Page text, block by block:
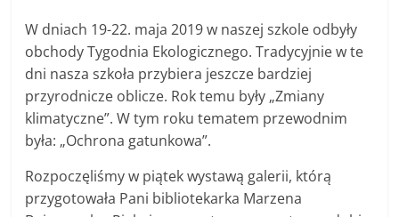
W dniach 19-22. maja 2019 w naszej szkole odbyły
obchody Tygodnia Ekologicznego. Tradycyjnie w te
dni nasza szkoła przybiera jeszcze bardziej
przyrodnicze oblicze. Rok temu były „Zmiany
klimatyczne”. W tym roku tematem przewodnim
była: „Ochrona gatunkowa”.
Rozpoczęliśmy w piątek wystawą galerii, którą
przygotowała Pani bibliotekarka Marzena